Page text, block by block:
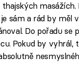
sám a rád by měl
Do pořadu se
Pokud by vyhrál,